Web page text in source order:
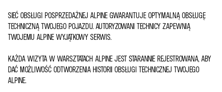
SIEĆ OBSŁUGI POSPRZEDAŻNEJ ALPINE GWARANTUJE OPTYMALNĄ OBSŁUGĘ
TECHNICZNĄ TWOJEGO POJAZDU. AUTORYZOWANI TECHNICY ZAPEWNIĄ
TWOJEMU ALPINE WYJĄTKOWY SERWIS.
KAŻDA WIZYTA W WARSZTATACH ALPINE JEST STARANNIE REJESTROWANA, ABY
DAĆ MOŻLIWOŚĆ ODTWORZENIA HISTORII OBSŁUGI TECHNICZNEJ TWOJEGO
ALPINE.